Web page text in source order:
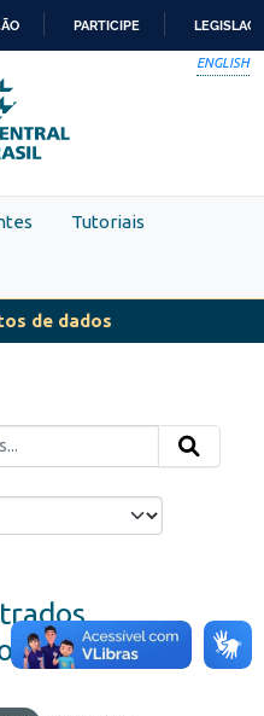
PARTICIPE
ENGLISH
Tutoriais
de dados